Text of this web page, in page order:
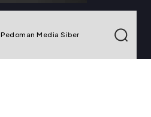
Pedoman Media Siber